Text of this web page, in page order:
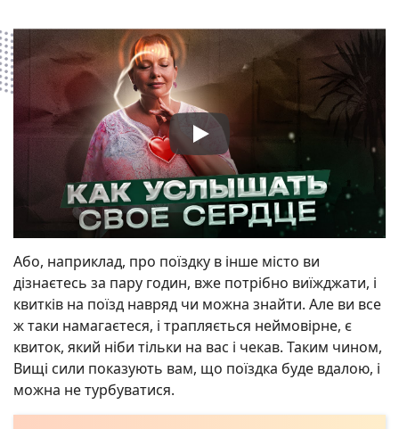
Або, наприклад, про поїздку в інше місто ви
дізнаєтесь за пару годин, вже потрібно виїжджати, і
квитків на поїзд навряд чи можна знайти. Але ви все
ж таки намагаєтеся, і трапляється неймовірне, є
квиток, який ніби тільки на вас і чекав. Таким чином,
Вищі сили показують вам, що поїздка буде вдалою, і
можна не турбуватися.